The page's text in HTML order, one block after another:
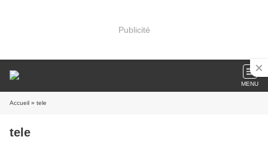
Publicité
MENU
Accueil » tele
tele